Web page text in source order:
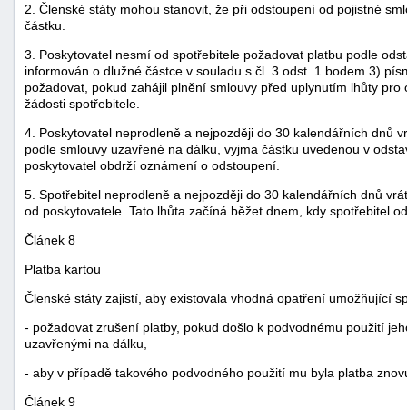
2. Členské státy mohou stanovit, že při odstoupení od pojistné
částku.
3. Poskytovatel nesmí od spotřebitele požadovat platbu podle
informován o dlužné částce v souladu s čl. 3 odst. 1 bodem 3)
požadovat, pokud zahájil plnění smlouvy před uplynutím lhůty
žádosti spotřebitele.
4. Poskytovatel neprodleně a nejpozději do 30 kalendářních dnů
podle smlouvy uzavřené na dálku, vyjma částku uvedenou v
poskytovatel obdrží oznámení o odstoupení.
5. Spotřebitel neprodleně a nejpozději do 30 kalendářních dnů
od poskytovatele. Tato lhůta začíná běžet dnem, kdy spotřebitel
Článek 8
Platba kartou
Členské státy zajistí, aby existovala vhodná opatření umožňující
- požadovat zrušení platby, pokud došlo k podvodnému použití
uzavřenými na dálku,
- aby v případě takového podvodného použití mu byla platba
Článek 9